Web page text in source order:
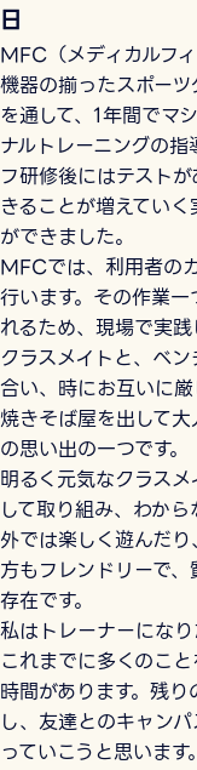
日
MFC（メディカルフ
機器の揃ったスポー
を通して、1年間でマ
ナルトレーニングの
フ研修後にはテスト
きることが増えてい
ができました。
MFCでは、利用者の
行います。その作業
れるため、現場で実践
クラスメイトと、ベ
合い、時にお互いに
焼きそば屋を出して
の思い出の一つです。
明るく元気なクラス
して取り組み、わか
外では楽しく遊んだ
方もフレンドリーで
存在です。
私はトレーナーにな
これまでに多くのこ
時間があります。残
し、友達とのキャン
っていこうと思います。